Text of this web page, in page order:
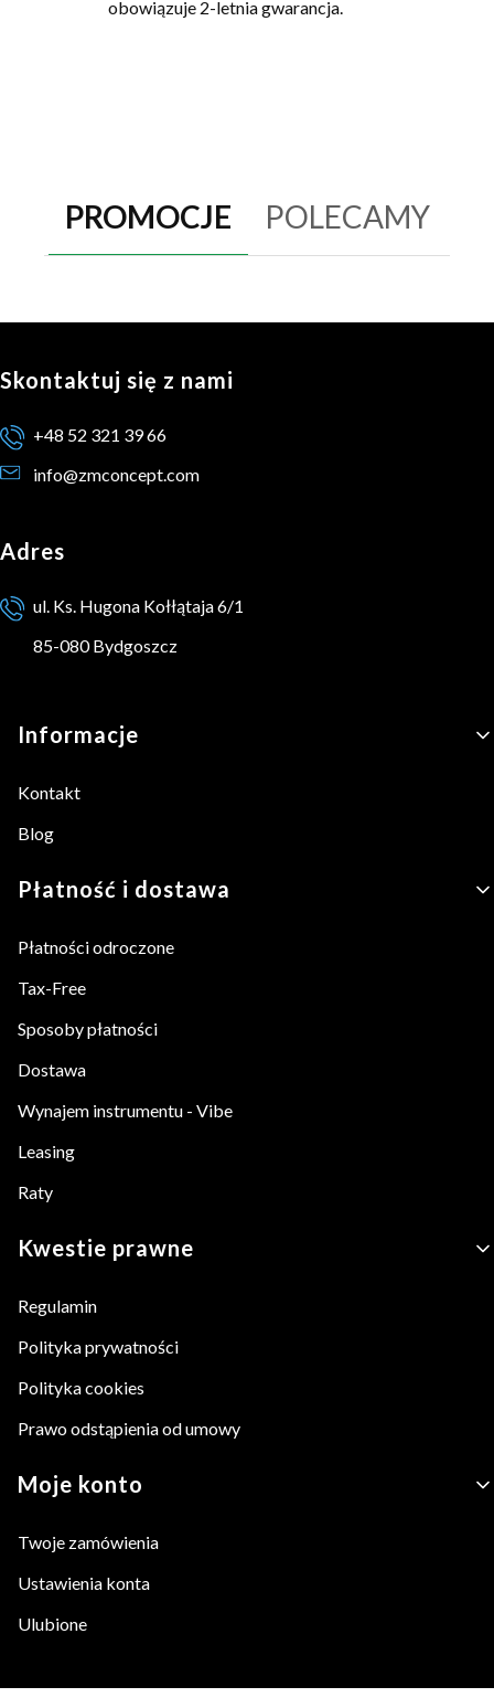
obowiązuje 2-letnia gwarancja.
PROMOCJE POLECAMY
Skontaktuj się z nami
+48 52 321 39 66
info@zmconcept.com
Adres
ul. Ks. Hugona Kołłątaja 6/1
85-080 Bydgoszcz
Linki w stopce
Informacje
Kontakt
Blog
Płatność i dostawa
Płatności odroczone
Tax-Free
Sposoby płatności
Dostawa
Wynajem instrumentu - Vibe
Leasing
Raty
Kwestie prawne
Regulamin
Polityka prywatności
Polityka cookies
Prawo odstąpienia od umowy
Moje konto
Twoje zamówienia
Ustawienia konta
Ulubione